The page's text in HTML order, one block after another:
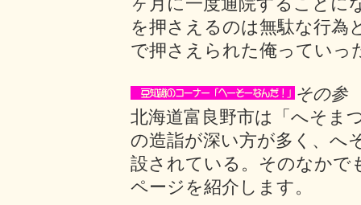
ヶ月に一度通院することに
を押さえるのは無駄な行為
で押さえられた俺っていっ
その参
北海道富良野市は「へそま
の造詣が深い方が多く、へ
設されている。そのなかで
ページを紹介します。